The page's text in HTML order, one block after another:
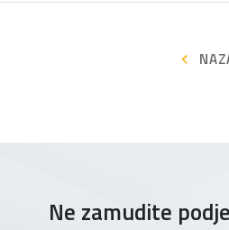
Ne zamudite